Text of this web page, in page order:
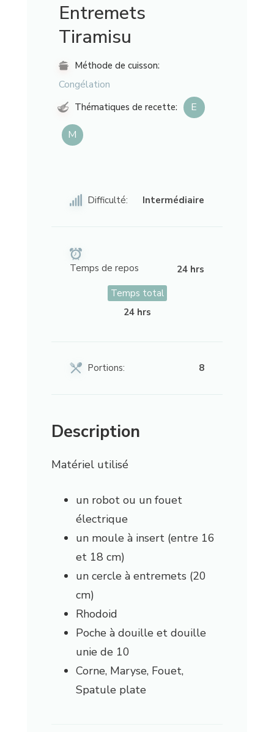
Entremets
Tiramisu
Méthode de cuisson:
Congélation
Thématiques de recette: E
M
Difficulté: Intermédiaire
Temps de repos
24 hrs
Temps total
24 hrs
Portions: 8
Description
Matériel utilisé
un robot ou un fouet
électrique
un moule à insert (entre 16
et 18 cm)
un cercle à entremets (20
cm)
Rhodoid
Poche à douille et douille
unie de 10
Corne, Maryse, Fouet,
Spatule plate